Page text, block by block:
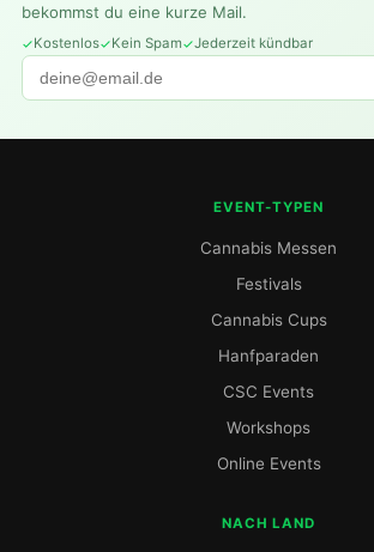
bekommst du eine kurze Mail.
Kostenlos Kein Spam Jederzeit kündbar
EVENT-TYPEN
Cannabis Messen
Festivals
Cannabis Cups
Hanfparaden
CSC Events
Workshops
Online Events
NACH LAND